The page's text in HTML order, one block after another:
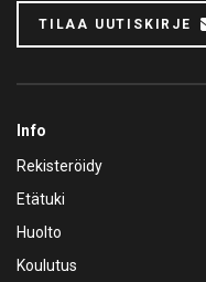
TILAA UUTISKIRJE
Info
Rekisteröidy
Etätuki
Huolto
Koulutus